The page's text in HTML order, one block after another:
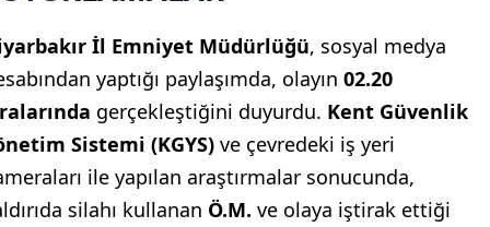
İl Emniyet Müdürlüğü, sosyal medya
yaptığı paylaşımda, olayın 02.20
gerçekleştiğini duyurdu. Kent Güvenlik
Sistemi (KGYS) ve çevredeki iş yeri
ile yapılan araştırmalar sonucunda,
silahı kullanan Ö.M. ve olaya iştirak ettiği